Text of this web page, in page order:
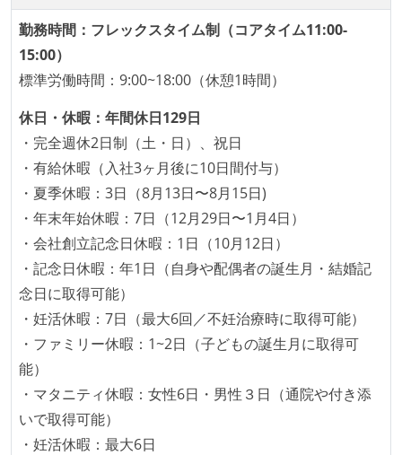
勤務時間：フレックスタイム制（コアタイム11:00-
15:00）
標準労働時間：9:00~18:00（休憩1時間）
休日・休暇：年間休日129日
・完全週休2日制（土・日）、祝日
・有給休暇（入社3ヶ月後に10日間付与）
・夏季休暇：3日（8月13日〜8月15日)
・年末年始休暇：7日（12月29日〜1月4日）
・会社創立記念日休暇：1日（10月12日）
・記念日休暇：年1日（自身や配偶者の誕生月・結婚記
念日に取得可能）
・妊活休暇：7日（最大6回／不妊治療時に取得可能）
・ファミリー休暇：1~2日（子どもの誕生月に取得可
能）
・マタニティ休暇：女性6日・男性３日（通院や付き添
いで取得可能）
・妊活休暇：最大6日